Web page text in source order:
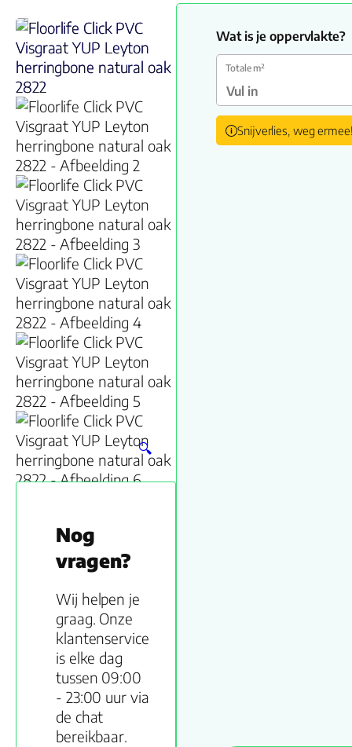
🔍
Nog
vragen?
Wij helpen je
graag. Onze
klantenservice
is elke dag
tussen 09:00
- 23:00 uur via
de chat
bereikbaar.
Wat is je oppervlakte?
Totale m²
Snijverlies, weg